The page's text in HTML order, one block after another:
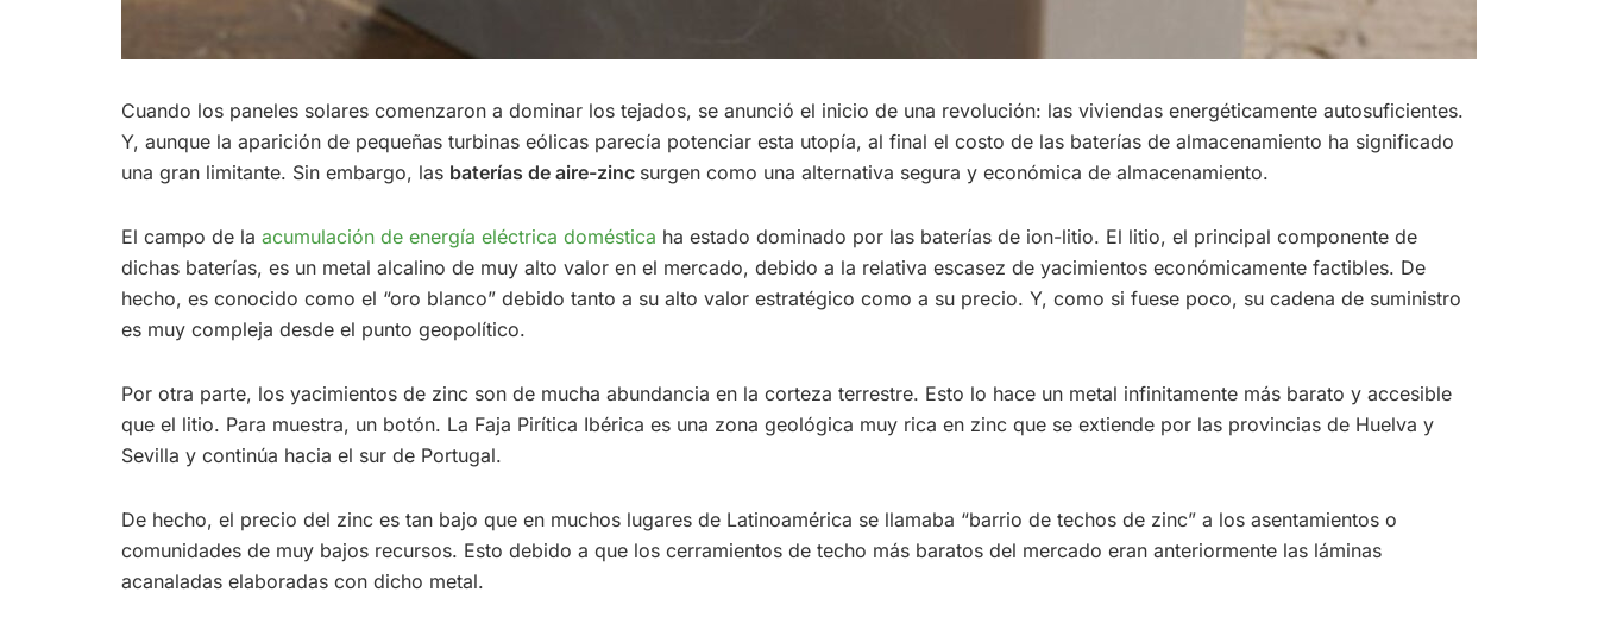
Cuando los paneles solares comenzaron a dominar los tejados, se anunció el inicio de una revolución: las viviendas energéticamente autosuficientes.
Y, aunque la aparición de pequeñas turbinas eólicas parecía potenciar esta utopía, al final el costo de las baterías de almacenamiento ha significado
una gran limitante. Sin embargo, las baterías de aire-zinc surgen como una alternativa segura y económica de almacenamiento.
El campo de la acumulación de energía eléctrica doméstica ha estado dominado por las baterías de ion-litio. El litio, el principal componente de
dichas baterías, es un metal alcalino de muy alto valor en el mercado, debido a la relativa escasez de yacimientos económicamente factibles. De
hecho, es conocido como el “oro blanco” debido tanto a su alto valor estratégico como a su precio. Y, como si fuese poco, su cadena de suministro
es muy compleja desde el punto geopolítico.
Por otra parte, los yacimientos de zinc son de mucha abundancia en la corteza terrestre. Esto lo hace un metal infinitamente más barato y accesible
que el litio. Para muestra, un botón. La Faja Pirítica Ibérica es una zona geológica muy rica en zinc que se extiende por las provincias de Huelva y
Sevilla y continúa hacia el sur de Portugal.
De hecho, el precio del zinc es tan bajo que en muchos lugares de Latinoamérica se llamaba “barrio de techos de zinc” a los asentamientos o
comunidades de muy bajos recursos. Esto debido a que los cerramientos de techo más baratos del mercado eran anteriormente las láminas
acanaladas elaboradas con dicho metal.